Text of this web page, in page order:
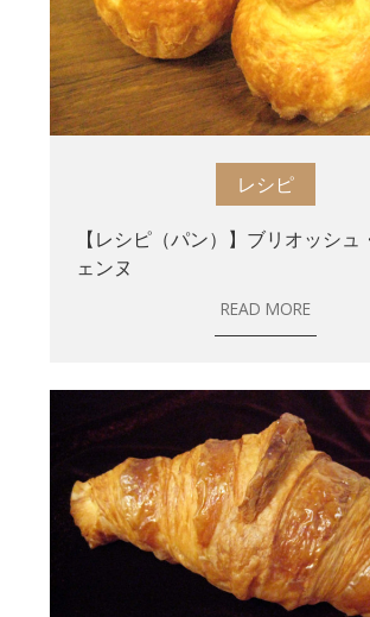
レシピ
【レシピ（パン）】ブリオッシュ
ェンヌ
READ MORE